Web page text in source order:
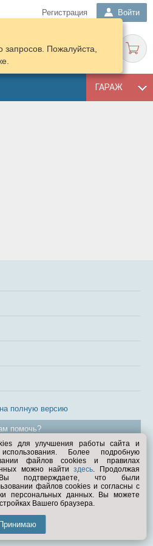
Регистрация Войти
ГАРАЖ
Пожалуйста,
полную версию
помочь?
1998—2026
для улучшения работы сайта и
Более подробную
файлов cookies и правилах
можно найтиздесь. Продолжая
Вы подтверждаете, что были
файлов cookies и согласны с
персональных данных. Вы можете
Вашего браузера.
Принимаю